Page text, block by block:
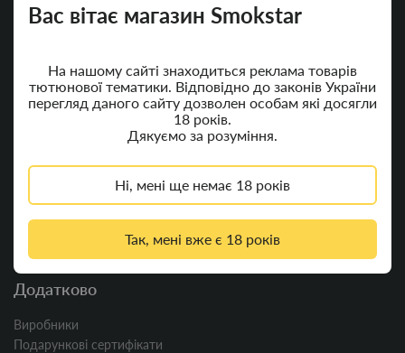
Вас вітає магазин Smokstar
На нашому сайті знаходиться реклама товарів
тютюнової тематики. Відповідно до законів України
перегляд даного сайту дозволен особам які досягли
18 років.
Дякуємо за розуміння.
Ні, мені ще немає 18 років
Так, мені вже є 18 років
Категорії
рідини та комплектуючі
Рідина для вейпу
Все для самокруток та
HEADSHOP (ХЕДШОП)
Запальнички та комплектуючі
Запальнички
Ковпаки
Інформація
Умови угоди
Зворотній звʼязок
Додатково
Виробники
Подарункові сертифікати